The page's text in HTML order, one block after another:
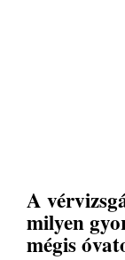
A
milyen
mégis